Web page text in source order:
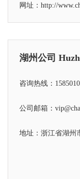
网址：http://
湖州公司
咨询热线：
公司邮箱：
地址：浙江省湖州